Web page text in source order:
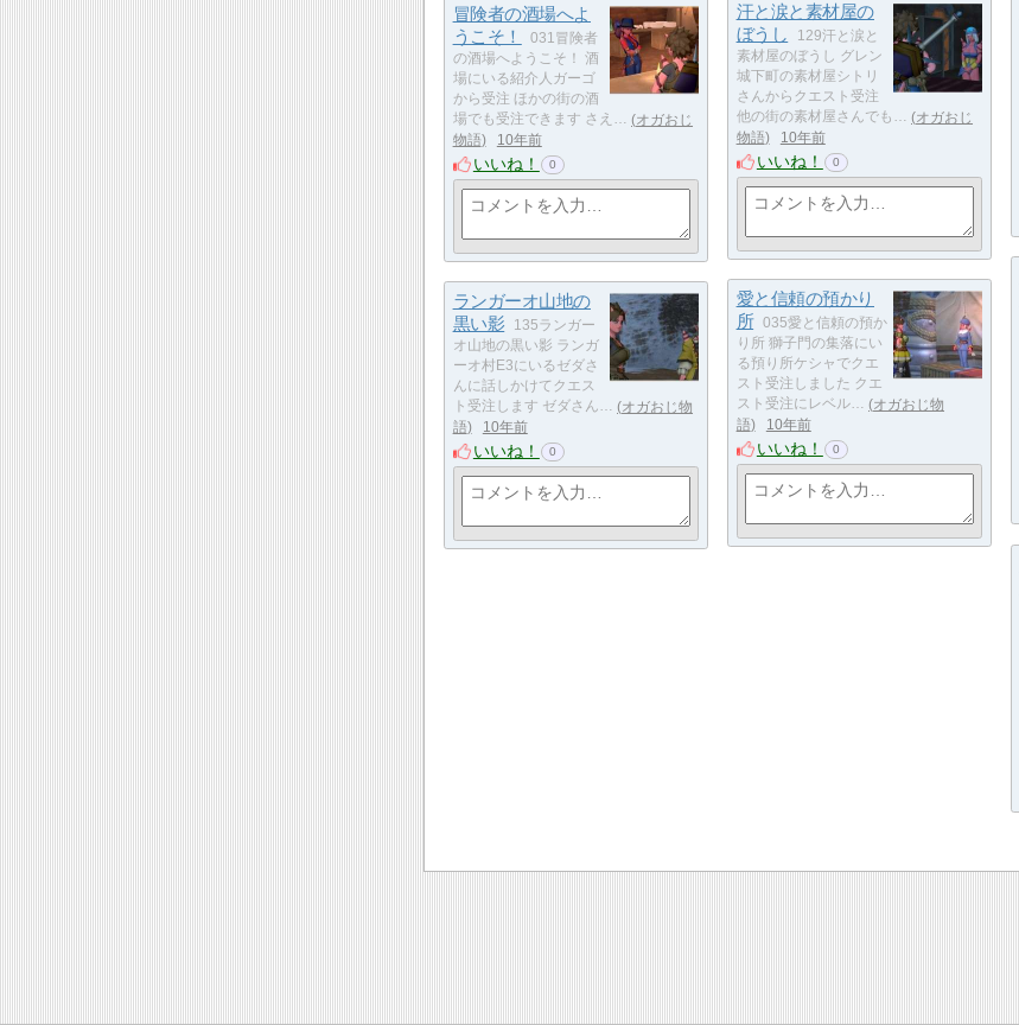
汗と涙と素材屋の
ぼうし
129汗と涙と
素材屋のぼうし グレン
城下町の素材屋シトリ
さんからクエスト受注
他の街の素材屋さんでも…
オガおじ
物語
10年前
いいね！ 0
冒険者の酒場へよ
うこそ！
031冒険者
の酒場へようこそ！ 酒
場にいる紹介人ガーゴ
から受注 ほかの街の酒
場でも受注できます さえ…
オガおじ
物語
10年前
いいね！ 0
愛と信頼の預かり
所
035愛と信頼の預か
り所 獅子門の集落にい
る預り所ケシャでクエ
スト受注しました クエ
スト受注にレベル…
オガおじ物
語
10年前
いいね！ 0
ランガーオ山地の
黒い影
135ランガー
オ山地の黒い影 ランガ
ーオ村E3にいるゼダさ
んに話しかけてクエス
ト受注します ゼダさん…
オガおじ物
語
10年前
いいね！ 0